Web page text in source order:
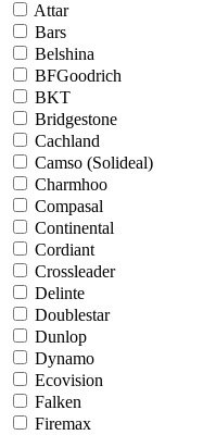
Attar
Bars
Belshina
BFGoodrich
BKT
Bridgestone
Cachland
Camso (Solideal)
Charmhoo
Compasal
Continental
Cordiant
Crossleader
Delinte
Doublestar
Dunlop
Dynamo
Ecovision
Falken
Firemax